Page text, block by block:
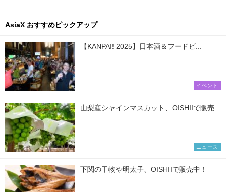
AsiaX おすすめピックアップ
【KANPAI! 2025】日本酒＆フードビ...
イベント
山梨産シャインマスカット、OISHIIで販売...
ニュース
下関の干物や明太子、OISHIIで販売中！